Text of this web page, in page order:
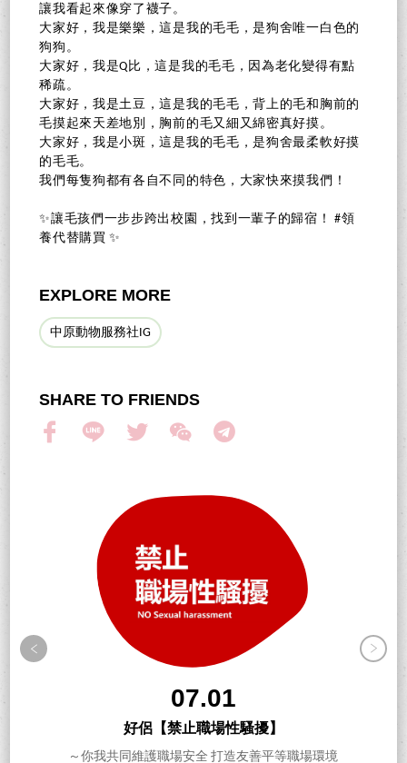
讓我看起來像穿了襪子。
大家好，我是樂樂，這是我的毛毛，是狗舍唯一白色的
狗狗。
大家好，我是Q比，這是我的毛毛，因為老化變得有點
稀疏。
大家好，我是土豆，這是我的毛毛，背上的毛和胸前的
毛摸起來天差地別，胸前的毛又細又綿密真好摸。
大家好，我是小斑，這是我的毛毛，是狗舍最柔軟好摸
的毛毛。
我們每隻狗都有各自不同的特色，大家快來摸我們！
✨讓毛孩們一步步跨出校園，找到一輩子的歸宿！ #領
養代替購買 ✨
EXPLORE MORE
中原動物服務社IG
SHARE TO FRIENDS
07.01
好侶【禁止職場性騷擾】
～你我共同維護職場安全 打造友善平等職場環境